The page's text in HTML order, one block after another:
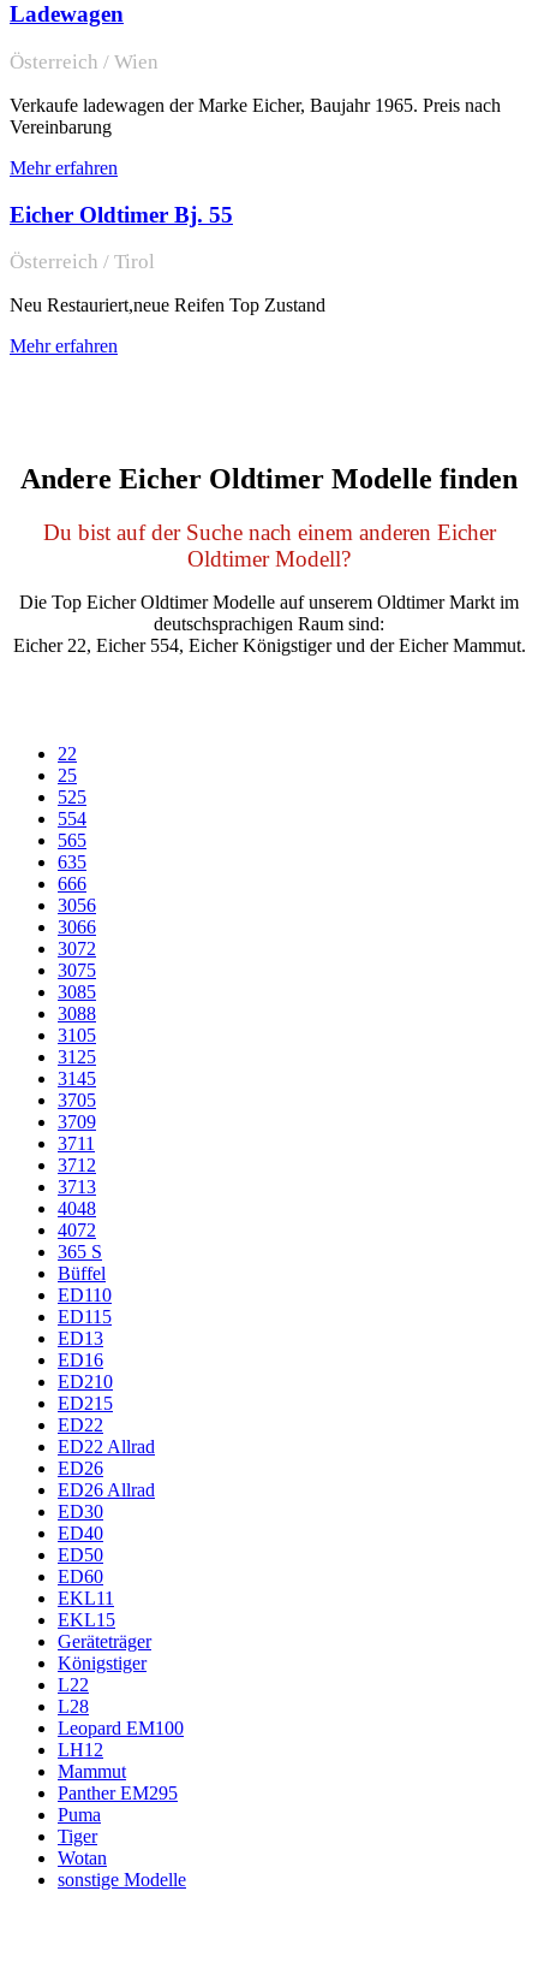
Ladewagen
Österreich / Wien
Verkaufe ladewagen der Marke Eicher, Baujahr 1965. Preis nach
Vereinbarung
Mehr erfahren
Eicher Oldtimer Bj. 55
Österreich / Tirol
Neu Restauriert,neue Reifen Top Zustand
Mehr erfahren
Andere Eicher Oldtimer Modelle finden
Du bist auf der Suche nach einem anderen Eicher
Oldtimer Modell?
Die Top Eicher Oldtimer Modelle auf unserem Oldtimer Markt im
deutschsprachigen Raum sind:
Eicher 22, Eicher 554, Eicher Königstiger und der Eicher Mammut.
22
25
525
554
565
635
666
3056
3066
3072
3075
3085
3088
3105
3125
3145
3705
3709
3711
3712
3713
4048
4072
365 S
Büffel
ED110
ED115
ED13
ED16
ED210
ED215
ED22
ED22 Allrad
ED26
ED26 Allrad
ED30
ED40
ED50
ED60
EKL11
EKL15
Geräteträger
Königstiger
L22
L28
Leopard EM100
LH12
Mammut
Panther EM295
Puma
Tiger
Wotan
sonstige Modelle